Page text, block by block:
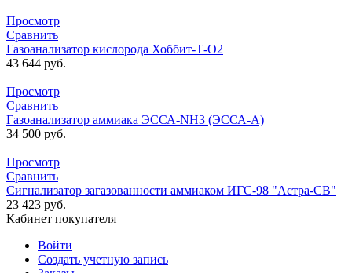
Просмотр
Сравнить
Газоанализатор кислорода Хоббит-Т-О2
43 644 руб.
Просмотр
Сравнить
Газоанализатор аммиака ЭССА-NH3 (ЭССА-А)
34 500 руб.
Просмотр
Сравнить
Сигнализатор загазованности аммиаком ИГС-98 "Астра-СВ"
23 423 руб.
Кабинет покупателя
Войти
Создать учетную запись